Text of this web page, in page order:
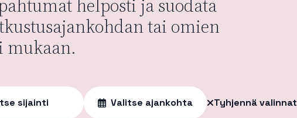
helposti ja suodata
tai omien
mukaan.
sijainti Valitse ajankohta Tyhjennä valinnat